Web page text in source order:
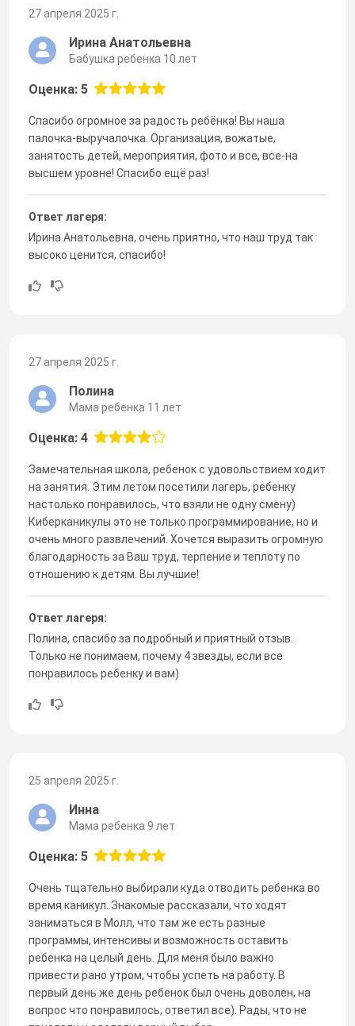
27 апреля 2025 г.
Ирина Анатольевна
Бабушка ребенка 10 лет
Оценка: 5
Спасибо огромное за радость ребёнка! Вы наша
палочка-выручалочка. Организация, вожатые,
занятость детей, мероприятия, фото и все, все-на
высшем уровне! Спасибо ещё раз!
Ответ лагеря:
Ирина Анатольевна, очень приятно, что наш труд так
высоко ценится, спасибо!
27 апреля 2025 г.
Полина
Мама ребенка 11 лет
Оценка: 4
Замечательная школа, ребенок с удовольствием ходит
на занятия. Этим летом посетили лагерь, ребенку
настолько понравилось, что взяли не одну смену)
Киберканикулы это не только программирование, но и
очень много развлечений. Хочется выразить огромную
благодарность за Ваш труд, терпение и теплоту по
отношению к детям. Вы лучшие!
Ответ лагеря:
Полина, спасибо за подробный и приятный отзыв.
Только не понимаем, почему 4 звезды, если все
понравилось ребенку и вам)
25 апреля 2025 г.
Инна
Мама ребенка 9 лет
Оценка: 5
Очень тщательно выбирали куда отводить ребенка во
время каникул. Знакомые рассказали, что ходят
заниматься в Молл, что там же есть разные
программы, интенсивы и возможность оставить
ребенка на целый день. Для меня было важно
привести рано утром, чтобы успеть на работу. В
первый день же день ребенок был очень доволен, на
вопрос что понравилось, ответил все). Рады, что не